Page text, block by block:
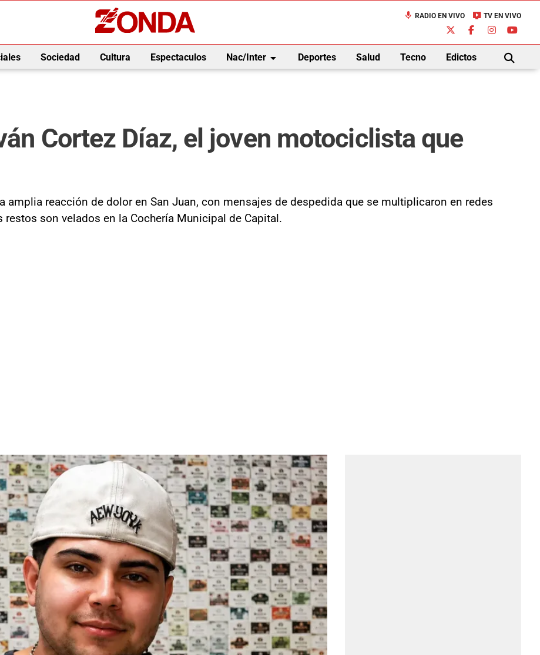
mic RADIO EN VIVO live_tv TV EN VIVO
Sociedad Cultura Espectaculos Nac/Interarrow_drop_down Deportes Salud Tecno Edictos
BUSCAR
Cortez Díaz, el joven motociclista que
amplia reacción de dolor en San Juan, con mensajes de despedida que se multiplicaron en redes
son velados en la Cochería Municipal de Capital.